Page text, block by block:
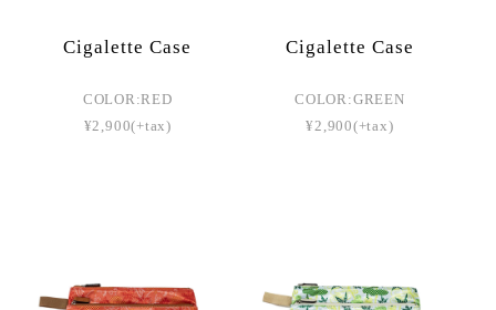
Cigalette Case
COLOR:RED
¥2,900(+tax)
Cigalette Case
COLOR:GREEN
¥2,900(+tax)